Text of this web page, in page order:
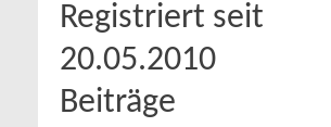
Registriert seit
20.05.2010
Beiträge